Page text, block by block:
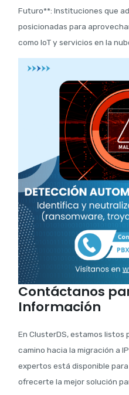
Futuro**: Instituciones que
posicionadas para
como IoT y servicios en la
Contáctanos
Información
En ClusterDS, estamos listos
camino hacia la migración a
expertos está disponible
ofrecerte la mejor solución